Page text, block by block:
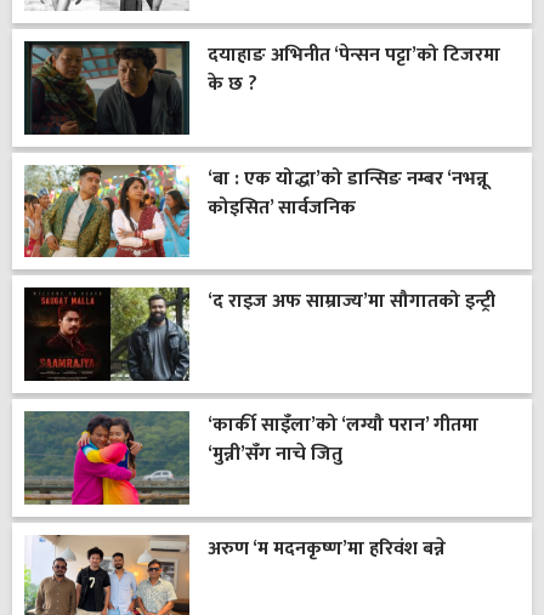
दयाहाङ अभिनीत ‘पेन्सन पट्टा’को टिजरमा
के छ ?
‘बा : एक योद्धा’को डान्सिङ नम्बर ‘नभन्नू
कोइसित’ सार्वजनिक
‘द राइज अफ साम्राज्य’मा सौगातको इन्ट्री
‘कार्की साइँला’को ‘लग्यौ परान’ गीतमा
‘मुन्नी’सँग नाचे जितु
अरुण ‘म मदनकृष्ण’मा हरिवंश बन्ने